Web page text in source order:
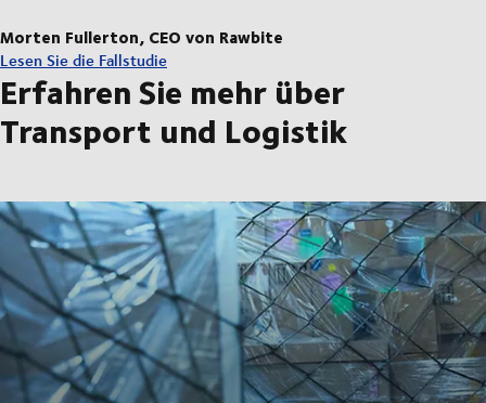
Morten Fullerton, CEO von Rawbite
Lesen Sie die Fallstudie
Erfahren Sie mehr über
Transport und Logistik